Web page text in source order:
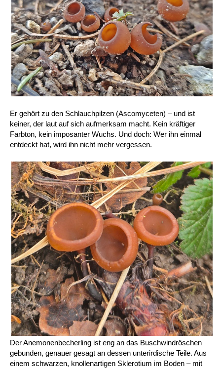
Er gehört zu den Schlauchpilzen (Ascomyceten) – und ist
keiner, der laut auf sich aufmerksam macht. Kein kräftiger
Farbton, kein imposanter Wuchs. Und doch: Wer ihn einmal
entdeckt hat, wird ihn nicht mehr vergessen.
Der Anemonenbecherling ist eng an das Buschwindröschen
gebunden, genauer gesagt an dessen unterirdische Teile. Aus
einem schwarzen, knollenartigen Sklerotium im Boden – mit